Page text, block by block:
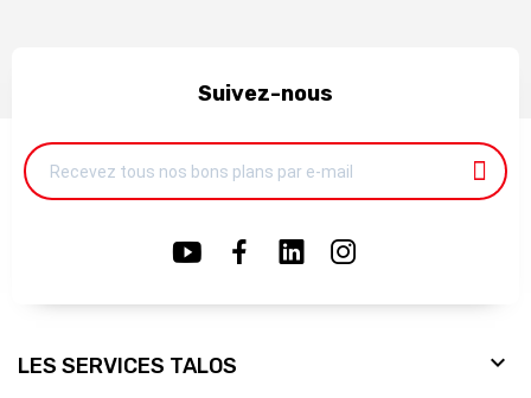
Suivez-nous
LES SERVICES TALOS 